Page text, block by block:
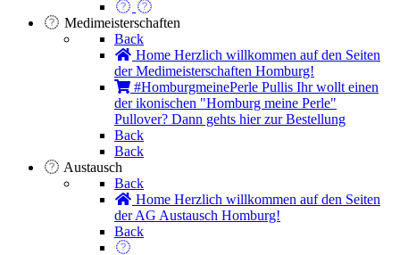
Medimeisterschaften
Back
Home Herzlich willkommen auf den Seiten
der Medimeisterschaften Homburg!
#HomburgmeinePerle Pullis Ihr wollt einen
der ikonischen "Homburg meine Perle"
Pullover? Dann gehts hier zur Bestellung
Back
Back
Austausch
Back
Home Herzlich willkommen auf den Seiten
der AG Austausch Homburg!
Back